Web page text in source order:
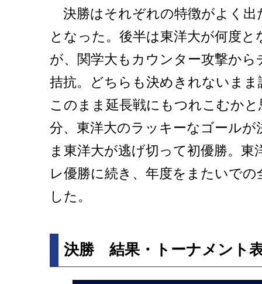
決勝はそれぞれの特徴がよく出
となった。後半は東洋大が何度
が、関学大もカウンター攻撃か
拮抗。どちらも決めきれないま
このまま延長戦にもつれこむか
分、東洋大のラッキーなゴールが
ま東洋大が逃げ切って初優勝。東
レ優勝に続き、年度をまたいでの
した。
決勝 結果・トーナメント